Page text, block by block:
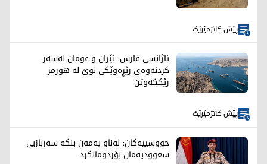
پێش کاتژمێرێک
ئاژانسی فارس: ئێران و عومان لەسەر
کردنەوەی رێڕەوێکی نوێ لە هورمز
رێککەوتن
پێش کاتژمێرێک
حووسییەکان: لەناو یەمەن بنکە سەربازیی
سعوودیەمان بۆردومانکرد